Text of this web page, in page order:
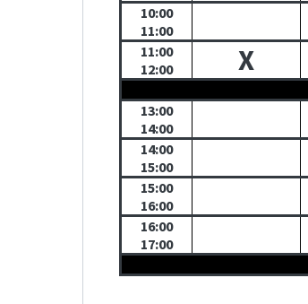
10:00
11:00
11:00
12:00
X
13:00
14:00
14:00
15:00
15:00
16:00
16:00
17:00